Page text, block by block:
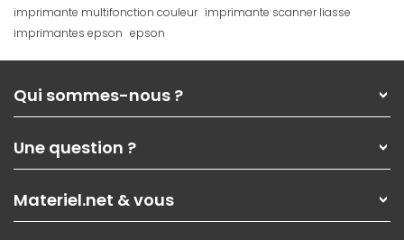
imprimante multifonction couleur imprimante scanner liasse
imprimantes epson epson
Qui sommes-nous ?
Nos services
Les magasins Materiel.net
Nos solutions pour les pros
Contactez-nous
Une question ?
Paiement, livraison
Garanties,Pack Zen
Materiel.net & vous